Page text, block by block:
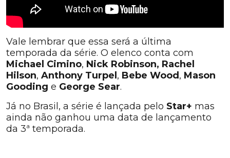
Vale lembrar que essa será a última
temporada da série. O elenco conta com
Michael Cimino, Nick Robinson, Rachel
Hilson, Anthony Turpel, Bebe Wood, Mason
Gooding e George Sear.
Já no Brasil, a série é lançada pelo Star+ mas
ainda não ganhou uma data de lançamento
da 3ª temporada.